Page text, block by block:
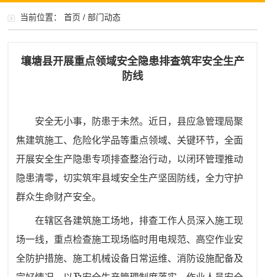
当前位置：首页 /部门动态
壤塘县开展重点领域安全隐患排查筑牢安全生产
防线
安全无小事，防患于未然。近日，县应急管理局聚
焦建筑施工、危险化学品等重点领域、关键环节，全面
开展安全生产隐患专项排查整治行动，以闭环管理推动
隐患清零，切实筑牢县域安全生产坚固防线，全力守护
群众生命财产安全。
在辖区各建筑施工场地，排查工作人员深入施工现
场一线，重点检查施工现场临时用电规范、高空作业安
全防护措施、施工机械设备日常运维、消防设施配备及